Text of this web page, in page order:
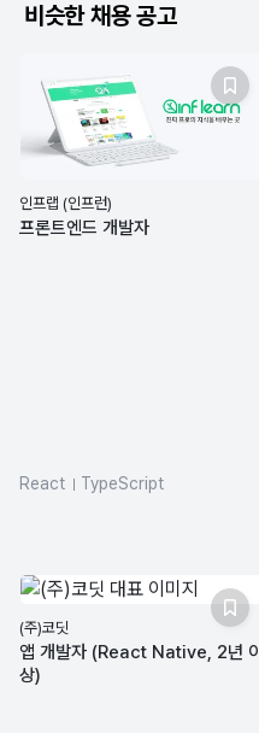
비슷한 채용 공고
인프랩 (인프런)
프론트엔드 개발자
React
TypeScript
(주)코딧
앱 개발자 (React Native, 2년 이
상)